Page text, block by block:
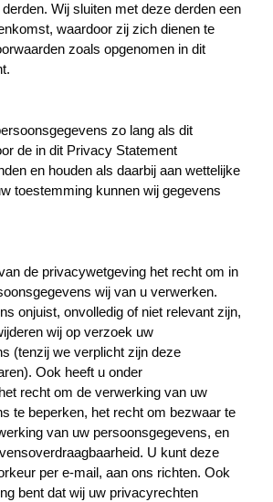
Wij sluiten met deze derden een
waardoor zij zich dienen te
zoals opgenomen in dit
zo lang als dit
de in dit Privacy Statement
en houden als daarbij aan wettelijke
toestemming kunnen wij gegevens
de privacywetgeving het recht om in
wij van u verwerken.
onjuist, onvolledig of niet relevant zijn,
wij op verzoek uw
(tenzij we verplicht zijn deze
Ook heeft u onder
recht om de verwerking van uw
te beperken, het recht om bezwaar te
van uw persoonsgegevens, en
U kunt deze
per e-mail, aan ons richten. Ook
bent dat wij uw privacyrechten